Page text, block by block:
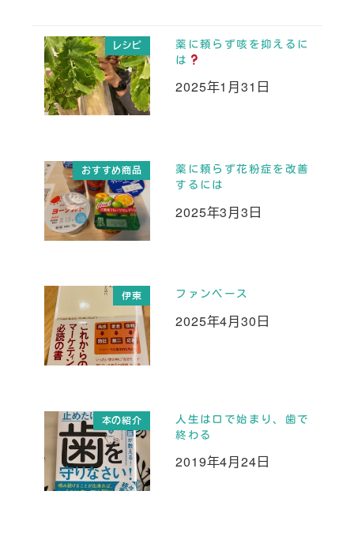
レシピ
薬に頼らず咳を抑えるに
は
投稿日
2025年1月31日
おすすめ商品
薬に頼らず花粉症を改善
するには
投稿日
2025年3月3日
伊東 ファンベース
投稿日
2025年4月30日
本の紹介
人生は口で始まり、歯で
終わる
投稿日
2019年4月24日